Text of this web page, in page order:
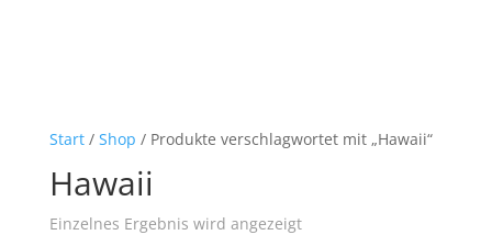
Start/ Shop / Produkte verschlagwortet mit „Hawaii“
Hawaii
Einzelnes Ergebnis wird angezeigt